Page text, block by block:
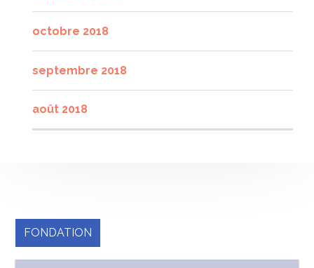
octobre 2018
septembre 2018
août 2018
FONDATION